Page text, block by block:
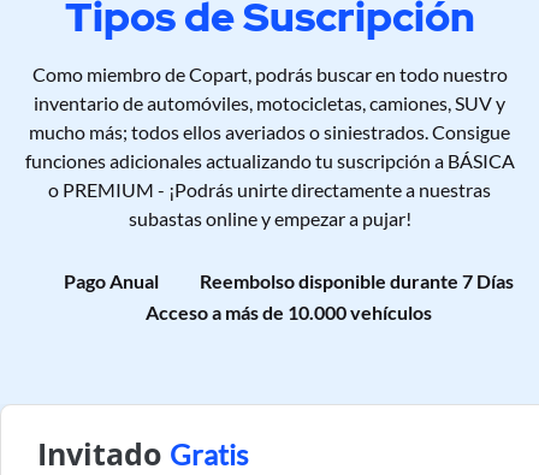
Tipos de Suscripción
Como miembro de Copart, podrás buscar en todo nuestro
inventario de automóviles, motocicletas, camiones, SUV y
mucho más; todos ellos averiados o siniestrados. Consigue
funciones adicionales actualizando tu suscripción a BÁSICA
o PREMIUM - ¡Podrás unirte directamente a nuestras
subastas online y empezar a pujar!
Pago Anual
Reembolso disponible durante 7 Días
Acceso a más de 10.000 vehículos
Invitado Gratis